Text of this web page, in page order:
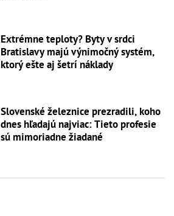
Extrémne teploty? Byty v srdci
Bratislavy majú výnimočný systém,
ktorý ešte aj šetrí náklady
Slovenské železnice prezradili, koho
dnes hľadajú najviac: Tieto profesie
sú mimoriadne žiadané